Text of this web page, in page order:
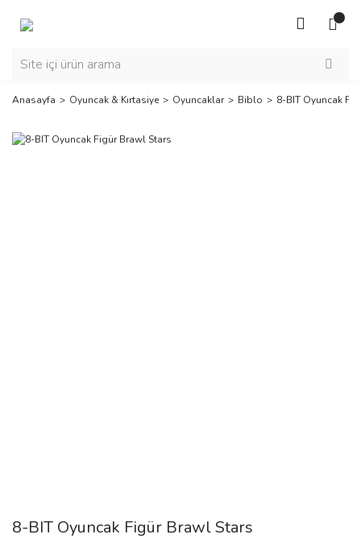
Anasayfa Oyuncak & Kırtasiye Oyuncaklar Biblo 8-BIT Oyuncak
8-BIT Oyuncak Figür Brawl Stars